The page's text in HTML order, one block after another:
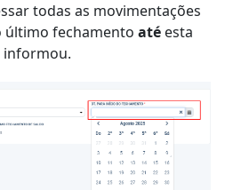
todas as movimentações
último fechamento até esta
informou.